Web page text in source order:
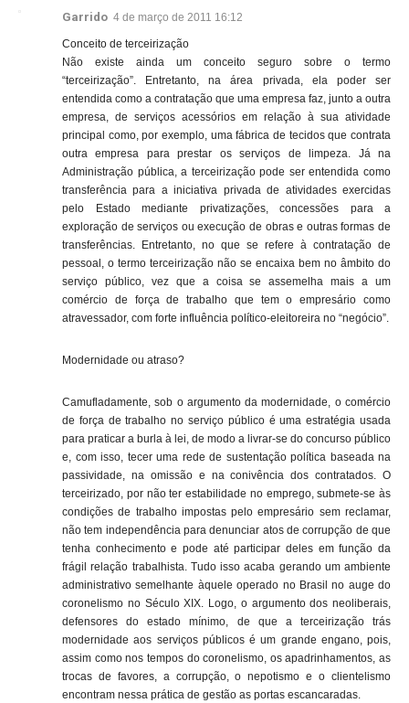
Garrido 4 de março de 2011 16:12
Conceito de terceirização
Não existe ainda um conceito seguro sobre o termo
“terceirização”. Entretanto, na área privada, ela poder ser
entendida como a contratação que uma empresa faz, junto a outra
empresa, de serviços acessórios em relação à sua atividade
principal como, por exemplo, uma fábrica de tecidos que contrata
outra empresa para prestar os serviços de limpeza. Já na
Administração pública, a terceirização pode ser entendida como
transferência para a iniciativa privada de atividades exercidas
pelo Estado mediante privatizações, concessões para a
exploração de serviços ou execução de obras e outras formas de
transferências. Entretanto, no que se refere à contratação de
pessoal, o termo terceirização não se encaixa bem no âmbito do
serviço público, vez que a coisa se assemelha mais a um
comércio de força de trabalho que tem o empresário como
atravessador, com forte influência político-eleitoreira no “negócio”.
Modernidade ou atraso?
Camufladamente, sob o argumento da modernidade, o comércio
de força de trabalho no serviço público é uma estratégia usada
para praticar a burla à lei, de modo a livrar-se do concurso público
e, com isso, tecer uma rede de sustentação política baseada na
passividade, na omissão e na conivência dos contratados. O
terceirizado, por não ter estabilidade no emprego, submete-se às
condições de trabalho impostas pelo empresário sem reclamar,
não tem independência para denunciar atos de corrupção de que
tenha conhecimento e pode até participar deles em função da
frágil relação trabalhista. Tudo isso acaba gerando um ambiente
administrativo semelhante àquele operado no Brasil no auge do
coronelismo no Século XIX. Logo, o argumento dos neoliberais,
defensores do estado mínimo, de que a terceirização trás
modernidade aos serviços públicos é um grande engano, pois,
assim como nos tempos do coronelismo, os apadrinhamentos, as
trocas de favores, a corrupção, o nepotismo e o clientelismo
encontram nessa prática de gestão as portas escancaradas.